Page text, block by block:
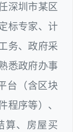
深圳市某区
标专家、计
务、政府采
悉政府办事
台（含区块
程序等）、
算、房屋买